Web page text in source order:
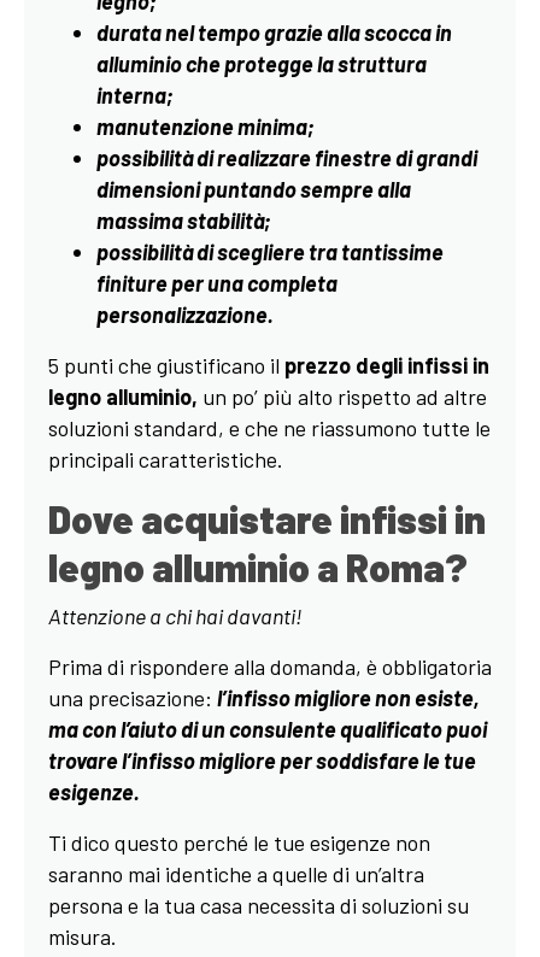
durata nel tempo grazie alla scocca in
alluminio che protegge la struttura
interna;
manutenzione minima;
possibilità di realizzare finestre di grandi
dimensioni puntando sempre alla
massima stabilità;
possibilità di scegliere tra tantissime
finiture per una completa
personalizzazione.
5 punti che giustificano il prezzo degli infissi in
legno alluminio, un po’ più alto rispetto ad altre
soluzioni standard, e che ne riassumono tutte le
principali caratteristiche.
Dove acquistare infissi in
legno alluminio a Roma?
Attenzione a chi hai davanti!
Prima di rispondere alla domanda, è obbligatoria
una precisazione: l’infisso migliore non esiste,
ma con l’aiuto di un consulente qualificato puoi
trovare l’infisso migliore per soddisfare le tue
esigenze.
Ti dico questo perché le tue esigenze non
saranno mai identiche a quelle di un’altra
persona e la tua casa necessita di soluzioni su
misura.